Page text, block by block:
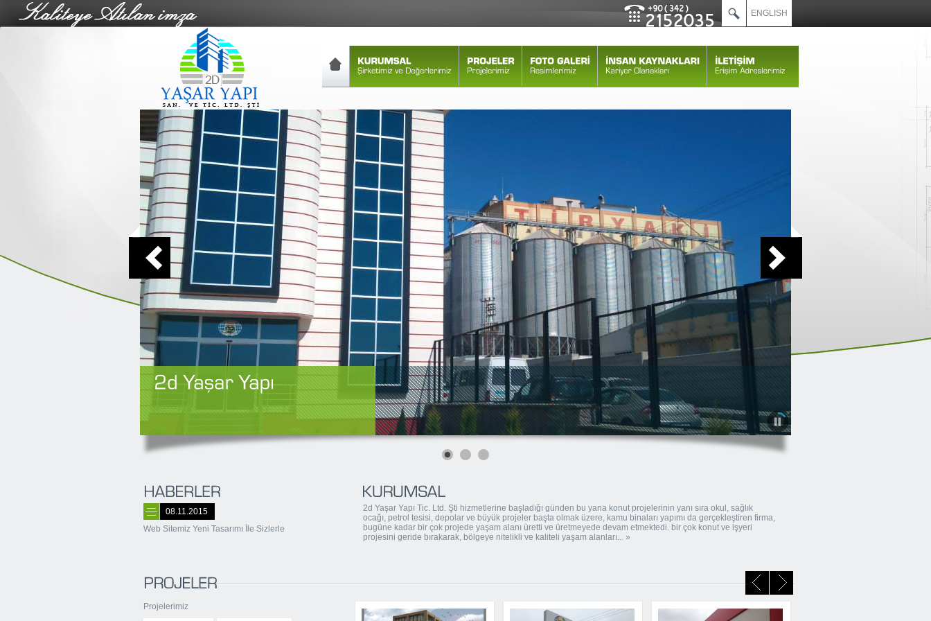
ENGLISH
08.11.2015
Web Sitemiz Yeni Tasarımı İle Sizlerle
2d Yaşar Yapı Tic. Ltd. Şti hizmetlerine başladığı günden bu yana konut projelerinin yanı sıra okul, sağlık
ocağı, petrol tesisi, depolar ve büyük projeler başta olmak üzere, kamu binaları yapımı da gerçekleştiren firma,
bugüne kadar bir çok projede yaşam alanı üretti ve üretmeyede devam etmektedi. bir çok konut ve işyeri
projesini geride bırakarak, bölgeye nitelikli ve kaliteli yaşam alanları... »
Projelerimiz